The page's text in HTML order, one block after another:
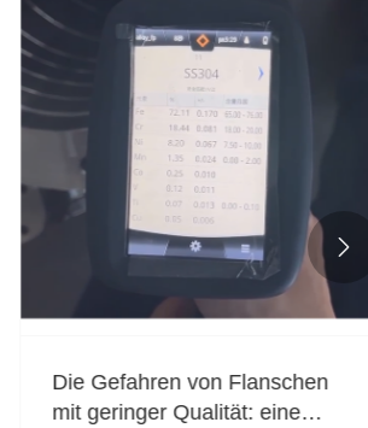
Die Gefahren von Flanschen
mit geringer Qualität: eine
